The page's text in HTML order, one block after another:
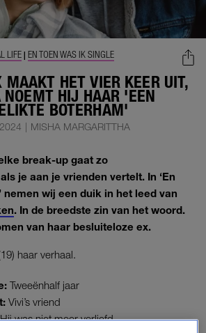
HET VIER KEER UIT,
NOEMT HIJ HAAR 'EEN
BOTERHAM'
LIFE| EN TOEN WAS IK SINGLE
| MISHA MARGARITTHA
break-up gaat zo
je aan je vrienden vertelt. In ‘En
nemen wij een duik in het leed van
. In de breedste zin van het woord.
van haar besluiteloze ex.
haar verhaal.
Tweeënhalf jaar
Vivi’s vriend
Hij was niet meer verliefd